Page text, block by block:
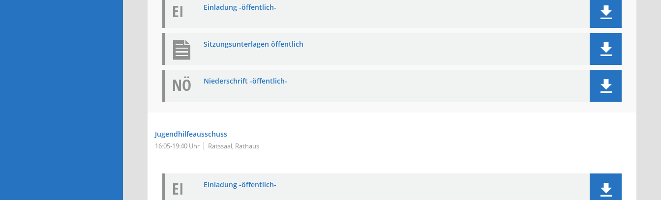
EI Einladung -öffentlich-
Sitzungsunterlagen öffentlich
NÖ Niederschrift -öffentlich-
Jugendhilfeausschuss
16:05-19:40 Uhr Ratssaal, Rathaus
EI Einladung -öffentlich-